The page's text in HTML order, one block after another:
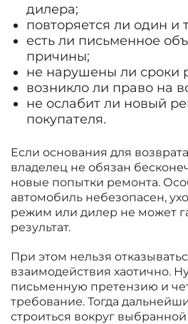
дилера;
повторяется ли один и
есть ли письменное
причины;
не нарушены ли сроки
возникло ли право на
не ослабит ли новый
покупателя.
Если основания для
владелец не обязан
новые попытки ремонта.
автомобиль небезопасен,
режим или дилер не может
результат.
При этом нельзя
взаимодействия хаотично.
письменную претензию и
требование. Тогда
строиться вокруг